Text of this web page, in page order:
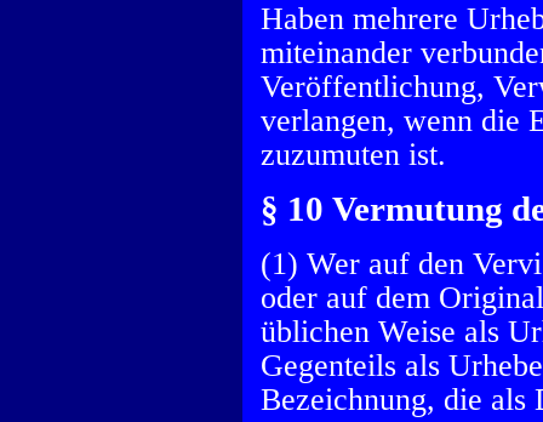
Haben mehrere
miteinander
Veröffentlichung,
verlangen, wenn die
zuzumuten ist.
§ 10 Vermutung
(1) Wer auf den
oder auf dem
üblichen Weise als
Gegenteils als
Bezeichnung, die als